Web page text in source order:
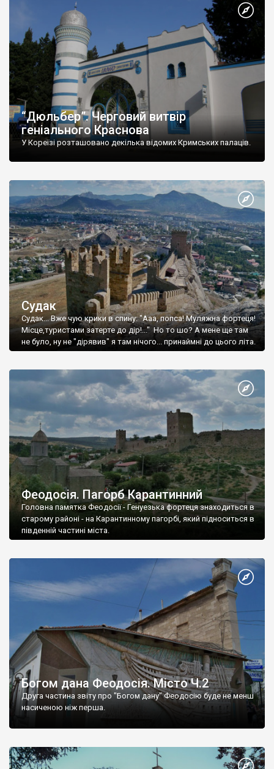
“Дюльбер”. Черговий витвір
геніального Краснова
У Кореїзі розташовано декілька відомих Кримських палаців.
Судак
Судак... Вже чую крики в спину: "Ааа, попса! Муляжна фортеця!
Місце,туристами затерте до дір!..." Но то шо? А мене ще там
не було, ну не "дірявив" я там нічого... принаймні до цього літа.
Феодосія. Пагорб Карантинний
Головна памятка Феодосії - Генуезька фортеця знаходиться в
старому районі - на Карантинному пагорбі, який підноситься в
південній частині міста.
Богом дана Феодосія. Місто Ч.2
Друга частина звіту про "Богом дану" Феодосію буде не менш
насиченою ніж перша.